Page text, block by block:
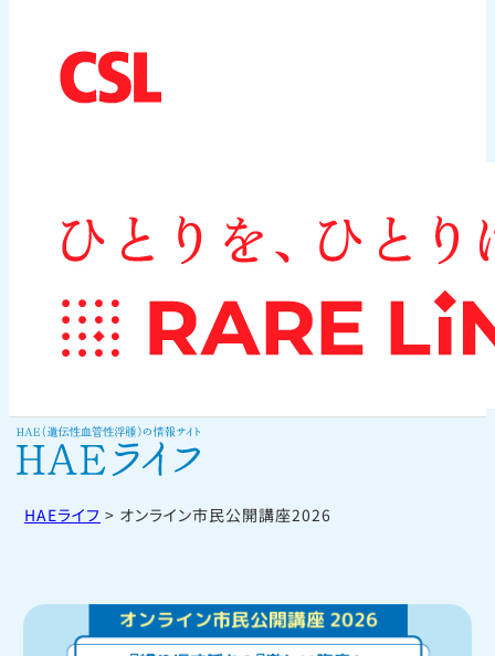
HAEライフ > オンライン市民公開講座2026
サポート・リンク集
プライバシーポリシー
病